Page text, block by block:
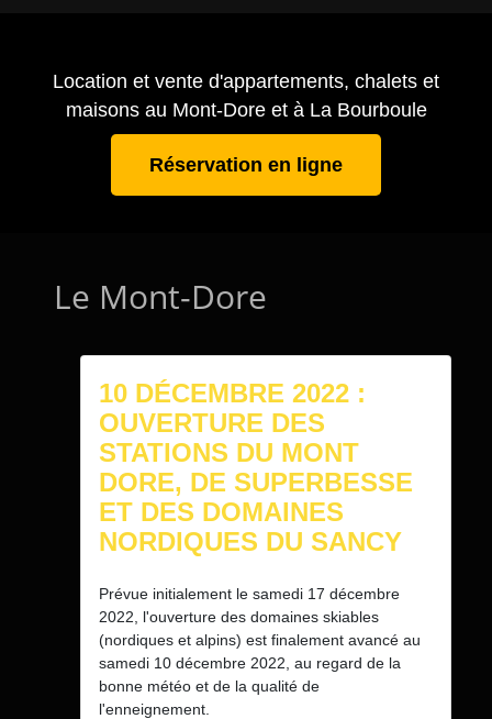
Location et vente d'appartements, chalets et
maisons au Mont-Dore et à La Bourboule
Réservation en ligne
Le Mont-Dore
10 DÉCEMBRE 2022 :
OUVERTURE DES
STATIONS DU MONT
DORE, DE SUPERBESSE
ET DES DOMAINES
NORDIQUES DU SANCY
Prévue initialement le samedi 17 décembre
2022, l'ouverture des domaines skiables
(nordiques et alpins) est finalement avancé au
samedi 10 décembre 2022, au regard de la
bonne météo et de la qualité de
l'enneignement.